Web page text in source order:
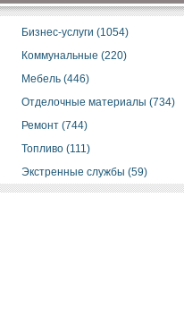
Бизнес-услуги (1054)
Коммунальные (220)
Мебель (446)
Отделочные материалы (734)
Ремонт (744)
Топливо (111)
Экстренные службы (59)